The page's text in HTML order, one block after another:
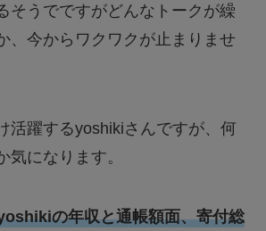
そうでですがどんなトークが繰
、今からワクワクが止まりませ
活躍するyoshikiさんですが、何
気になります。
の年収と通帳額面、寄付総